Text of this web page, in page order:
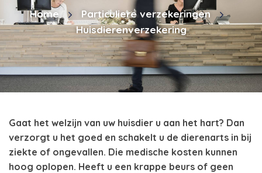
Home
Particuliere verzekeringen
Huisdierenverzekering
Gaat het welzijn van uw huisdier u aan het hart? Dan
verzorgt u het goed en schakelt u de dierenarts in bij
ziekte of ongevallen. Die medische kosten kunnen
hoog oplopen. Heeft u een krappe beurs of geen